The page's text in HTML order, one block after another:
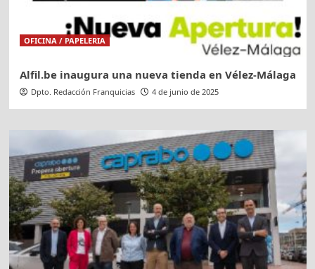
OFICINA / PAPELERIA
Alfil.be inaugura una nueva tienda en Vélez-Málaga
Dpto. Redacción Franquicias 4 de junio de 2025